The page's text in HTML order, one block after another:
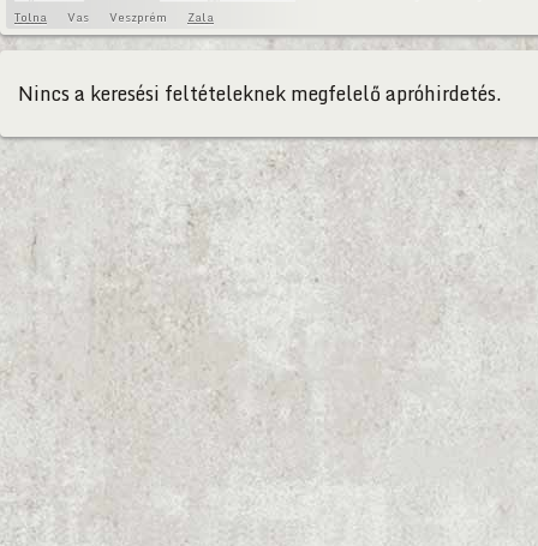
Tolna
Vas Veszprém Zala
Nincs a keresési feltételeknek megfelelő apróhirdetés.